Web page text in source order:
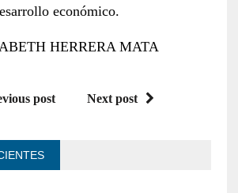
económico.
HERRERA MATA
post Next post